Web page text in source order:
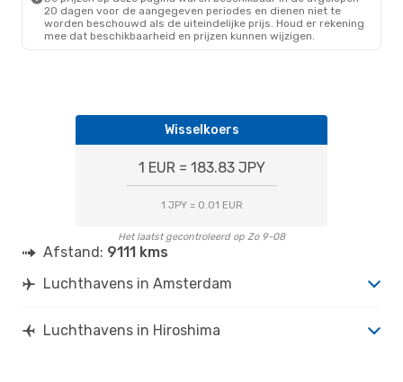
20 dagen voor de aangegeven periodes en dienen niet te
worden beschouwd als de uiteindelijke prijs. Houd er rekening
mee dat beschikbaarheid en prijzen kunnen wijzigen.
Wisselkoers
1 EUR = 183.83 JPY
1 JPY = 0.01 EUR
Het laatst gecontroleerd op Zo 9-08
Afstand: 9111 kms
Luchthavens in Amsterdam
Luchthavens in Hiroshima